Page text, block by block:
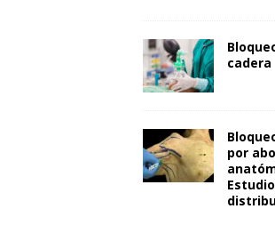
cadera
por